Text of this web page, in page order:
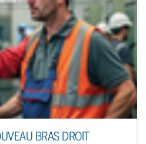
BRAS DROIT